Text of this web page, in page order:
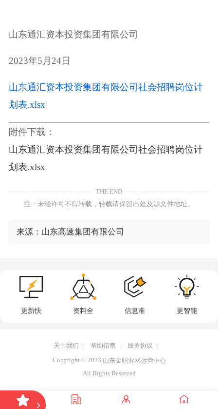
山东通汇资本投资集团有限公司
2023年5月24日
山东通汇资本投资集团有限公司社会招聘岗位计
划表.xlsx
附件下载：
山东通汇资本投资集团有限公司社会招聘岗位计
划表.xlsx
THE END
注：未经许可不得转载，转载请保留出处及源文件地址。
来源：山东高速集团有限公司
更新快 资料全 信息准 更智能
关于我们 | 帮助指南 | 服务协议 |
Copyright © 2023 山东金职业网运营中心
All Rights Reserved